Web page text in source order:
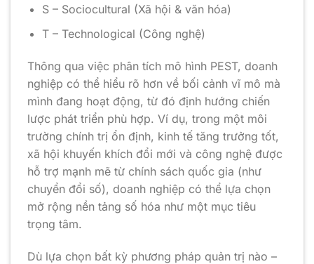
S – Sociocultural (Xã hội & văn hóa)
T – Technological (Công nghệ)
Thông qua việc phân tích mô hình PEST, doanh
nghiệp có thể hiểu rõ hơn về bối cảnh vĩ mô mà
mình đang hoạt động, từ đó định hướng chiến
lược phát triển phù hợp. Ví dụ, trong một môi
trường chính trị ổn định, kinh tế tăng trưởng tốt,
xã hội khuyến khích đổi mới và công nghệ được
hỗ trợ mạnh mẽ từ chính sách quốc gia (như
chuyển đổi số), doanh nghiệp có thể lựa chọn
mở rộng nền tảng số hóa như một mục tiêu
trọng tâm.
Dù lựa chọn bất kỳ phương pháp quản trị nào –